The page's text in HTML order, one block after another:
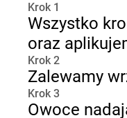
Krok 1
Wszystko
oraz
Krok 2
Zalewamy
Krok 3
Owoce